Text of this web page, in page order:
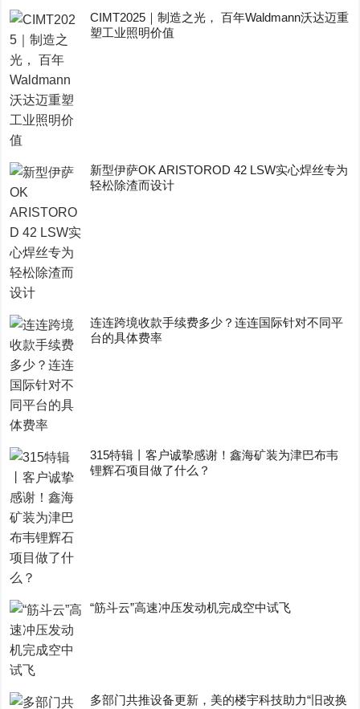
CIMT2025｜制造之光， 百年Waldmann沃达迈重
塑工业照明价值
新型伊萨OK ARISTOROD 42 LSW实心焊丝专为
轻松除渣而设计
连连跨境收款手续费多少？连连国际针对不同平
台的具体费率
315特辑丨客户诚挚感谢！鑫海矿装为津巴布韦
锂辉石项目做了什么？
“筋斗云”高速冲压发动机完成空中试飞
多部门共推设备更新，美的楼宇科技助力“旧改换